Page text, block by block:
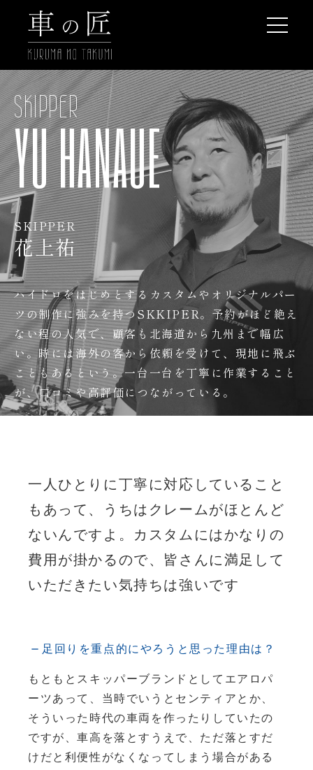
SKIPPER
YU HANAUE
SKIPPER
花上祐
ハイドロをはじめとするカスタムやオリジナルパー
ツの制作に強みを持つSKKIPER。予約がほど絶え
ない程の人気で、顧客も北海道から九州まで幅広
い。時には海外の客から依頼を受けて、現地に飛ぶ
こともあるという。一台一台を丁寧に作業すること
が、口コミや高評価につながっている。
一人ひとりに丁寧に対応していること
もあって、うちはクレームがほとんど
ないんですよ。カスタムにはかなりの
費用が掛かるので、皆さんに満足して
いただきたい気持ちは強いです
足回りを重点的にやろうと思った理由は？
もともとスキッパーブランドとしてエアロパ
ーツあって、当時でいうとセンティアとか、
そういった時代の車両を作ったりしていたの
ですが、車高を落とすうえで、ただ落とすだ
けだと利便性がなくなってしまう場合がある